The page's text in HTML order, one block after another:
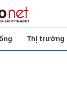
Thị trường